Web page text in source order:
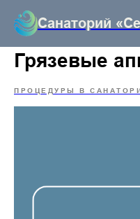
Санаторий
Грязевые
ПРОЦЕДУРЫ В